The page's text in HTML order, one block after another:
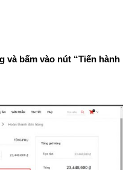
và bấm vào nút “Tiến hành